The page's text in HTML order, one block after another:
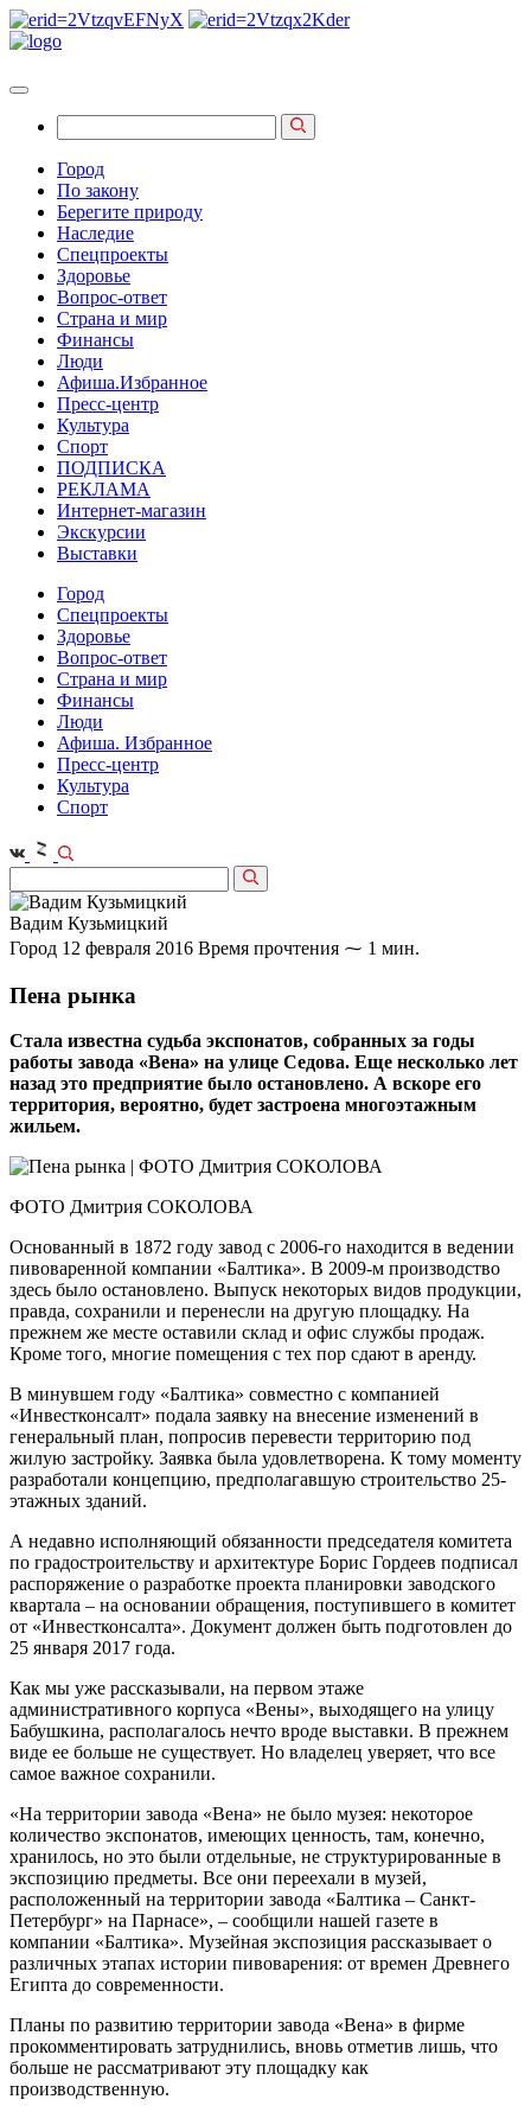
Город
По закону
Берегите природу
Наследие
Спецпроекты
Здоровье
Вопрос-ответ
Страна и мир
Финансы
Люди
Афиша.Избранное
Пресс-центр
Культура
Спорт
ПОДПИСКА
РЕКЛАМА
Интернет-магазин
Экскурсии
Выставки
Город
Спецпроекты
Здоровье
Вопрос-ответ
Страна и мир
Финансы
Люди
Афиша. Избранное
Пресс-центр
Культура
Спорт
Вадим Кузьмицкий
Город 12 февраля 2016 Время прочтения ⁓ 1 мин.
Пена рынка
Стала известна судьба экспонатов, собранных за годы
работы завода «Вена» на улице Седова. Еще несколько лет
назад это предприятие было остановлено. А вскоре его
территория, вероятно, будет застроена многоэтажным
жильем.
ФОТО Дмитрия СОКОЛОВА
Основанный в 1872 году завод с 2006-го находится в ведении
пивоваренной компании «Балтика». В 2009-м производство
здесь было остановлено. Выпуск некоторых видов продукции,
правда, сохранили и перенесли на другую площадку. На
прежнем же месте оставили склад и офис службы продаж.
Кроме того, многие помещения с тех пор сдают в аренду.
В минувшем году «Балтика» совместно с компанией
«Инвестконсалт» подала заявку на внесение изменений в
генеральный план, попросив перевести территорию под
жилую застройку. Заявка была удовлетворена. К тому моменту
разработали концепцию, предполагавшую строительство 25-
этажных зданий.
А недавно исполняющий обязанности председателя комитета
по градостроительству и архитектуре Борис Гордеев подписал
распоряжение о разработке проекта планировки заводского
квартала – на основании обращения, поступившего в комитет
от «Инвестконсалта». Документ должен быть подготовлен до
25 января 2017 года.
Как мы уже рассказывали, на первом этаже
административного корпуса «Вены», выходящего на улицу
Бабушкина, располагалось нечто вроде выставки. В прежнем
виде ее больше не существует. Но владелец уверяет, что все
самое важное сохранили.
«На территории завода «Вена» не было музея: некоторое
количество экспонатов, имеющих ценность, там, конечно,
хранилось, но это были отдельные, не структурированные в
экспозицию предметы. Все они переехали в музей,
расположенный на территории завода «Балтика – Санкт-
Петербург» на Парнасе», – сообщили нашей газете в
компании «Балтика». Музейная экспозиция рассказывает о
различных этапах истории пивоварения: от времен Древнего
Египта до современности.
Планы по развитию территории завода «Вена» в фирме
прокомментировать затруднились, вновь отметив лишь, что
больше не рассматривают эту площадку как
производственную.